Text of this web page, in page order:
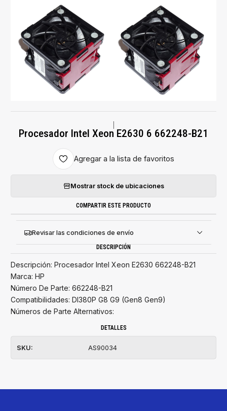
Procesador Intel Xeon E2630 6 662248-B21
Agregar a la lista de favoritos
Mostrar stock de ubicaciones
COMPARTIR ESTE PRODUCTO
Revisar las condiciones de envío
DESCRIPCIÓN
Descripción: Procesador Intel Xeon E2630 662248-B21
Marca: HP
Número De Parte: 662248-B21
Compatibilidades: Dl380P G8 G9 (Gen8 Gen9)
Números de Parte Alternativos:
DETALLES
SKU: AS90034